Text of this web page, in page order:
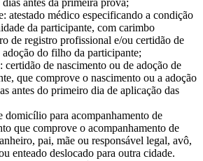
antes da primeira prova;
médico especificando a condição
da participante, com carimbo
de registro profissional e/ou certidão de
do filho da participante;
de nascimento ou de adoção de
que comprove o nascimento ou a adoção
antes do primeiro dia de aplicação das
para acompanhamento de
que comprove o acompanhamento de
pai, mãe ou responsável legal, avô,
enteado deslocado para outra cidade.